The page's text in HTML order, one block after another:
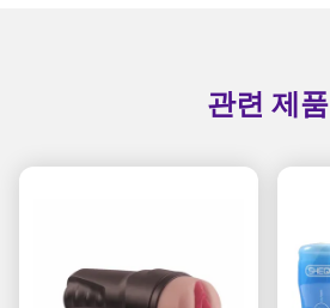
관련 제품